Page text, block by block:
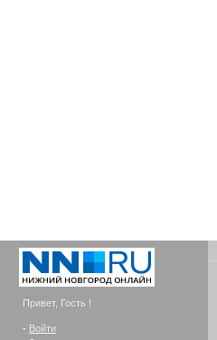
Привет, Гость !
- Войти